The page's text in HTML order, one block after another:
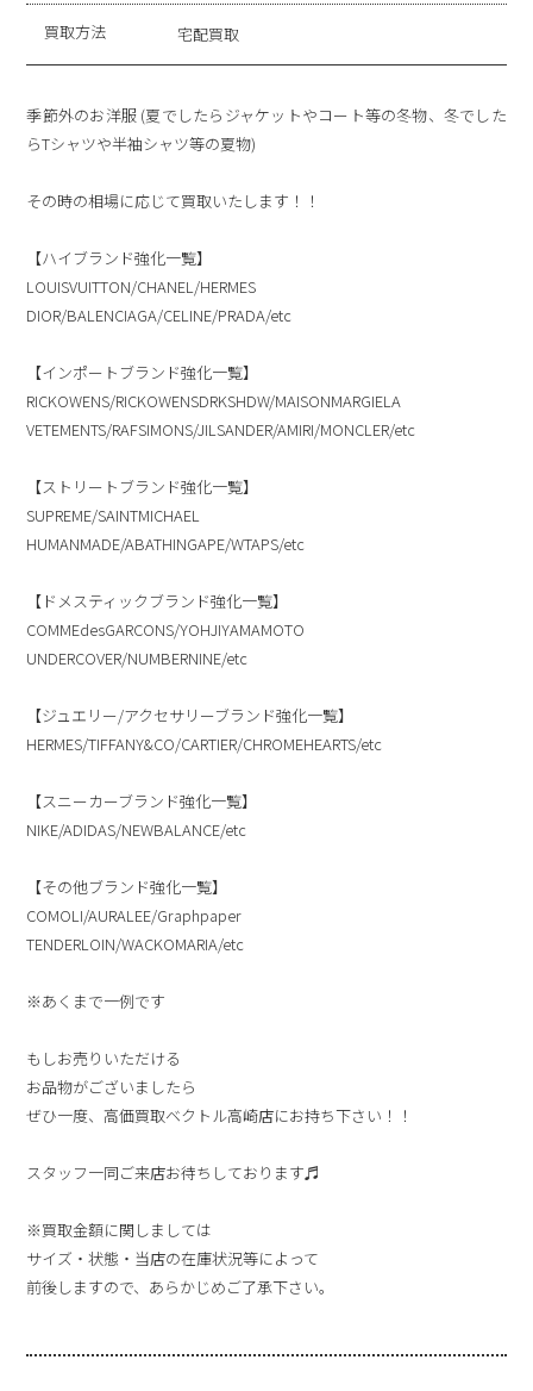
買取方法 宅配買取
季節外のお洋服 (夏でしたらジャケットやコート等の冬物、冬でした
らTシャツや半袖シャツ等の夏物)
その時の相場に応じて買取いたします！！
【ハイブランド強化一覧】
LOUISVUITTON/CHANEL/HERMES
DIOR/BALENCIAGA/CELINE/PRADA/etc
【インポートブランド強化一覧】
RICKOWENS/RICKOWENSDRKSHDW/MAISONMARGIELA
VETEMENTS/RAFSIMONS/JILSANDER/AMIRI/MONCLER/etc
【ストリートブランド強化一覧】
SUPREME/SAINTMICHAEL
HUMANMADE/ABATHINGAPE/WTAPS/etc
【ドメスティックブランド強化一覧】
COMMEdesGARCONS/YOHJIYAMAMOTO
UNDERCOVER/NUMBERNINE/etc
【ジュエリー/アクセサリーブランド強化一覧】
HERMES/TIFFANY&CO/CARTIER/CHROMEHEARTS/etc
【スニーカーブランド強化一覧】
NIKE/ADIDAS/NEWBALANCE/etc
【その他ブランド強化一覧】
COMOLI/AURALEE/Graphpaper
TENDERLOIN/WACKOMARIA/etc
※あくまで一例です
もしお売りいただける
お品物がございましたら
ぜひ一度、高価買取ベクトル高崎店にお持ち下さい！！
スタッフ一同ご来店お待ちしております♬
※買取金額に関しましては
サイズ・状態・当店の在庫状況等によって
前後しますので、あらかじめご了承下さい。